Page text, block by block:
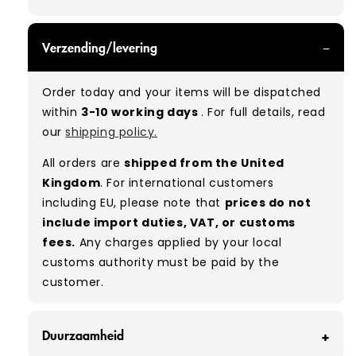
can expect items that are in great condition
with minimal signs of wear. While they are
used, they remain free of significant defects
and are in excellent shape overall.
Please note:As these are vintage/used
garments, a small percentage (5–10%) may
have minor flaws such as small tears, holes, or
stains. While we carefully inspect all items, a
degree of human error is possible. Condition
can vary slightly between pieces, and some
Verzending/levering
Order today and your items will be dispatched
within 3-10 working days. For full details, read
ourshipping policy.
All orders are shipped from the United
Kingdom. For international customers
including EU, please note that prices do not
include import duties, VAT, or customs
fees. Any charges applied by your local
customs authority must be paid by the
customer.
Duurzaamheid